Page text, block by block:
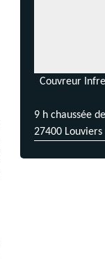
Couvreur
9 h chaussée
27400 Louviers